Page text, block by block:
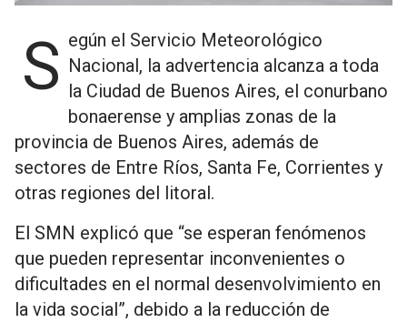
Según el Servicio Meteorológico Nacional, la advertencia alcanza a toda
la Ciudad de Buenos Aires, el conurbano
bonaerense y amplias zonas de la
provincia de Buenos Aires, además de
sectores de Entre Ríos, Santa Fe, Corrientes y
otras regiones del litoral.
El SMN explicó que “se esperan fenómenos
que pueden representar inconvenientes o
dificultades en el normal desenvolvimiento en
la vida social”, debido a la reducción de